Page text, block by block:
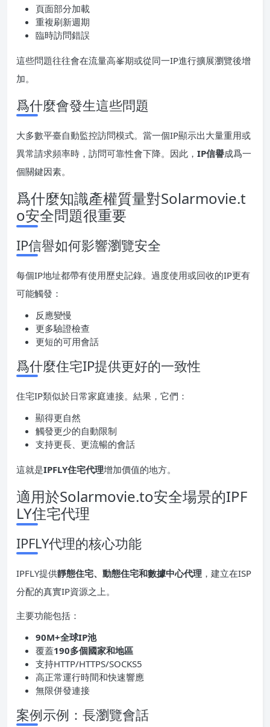
頁面部分加載
重複刷新週期
臨時訪問錯誤
這些問題往往會在流量高峯期或從同一IP進行擴展瀏覽後增
加。
爲什麼會發生這些問題
大多數平臺自動監控訪問模式。當一個IP顯示出大量重用或
異常請求頻率時，訪問可靠性會下降。因此， IP信譽成爲一
個關鍵因素。
爲什麼知識產權質量對Solarmovie.t
o安全問題很重要
IP信譽如何影響瀏覽安全
每個IP地址都帶有使用歷史記錄。過度使用或回收的IP更有
可能觸發：
反應變慢
更多驗證檢查
更短的可用會話
爲什麼住宅IP提供更好的一致性
住宅IP類似於日常家庭連接。結果，它們：
顯得更自然
觸發更少的自動限制
支持更長、更流暢的會話
這就是IPFLY住宅代理增加價值的地方。
適用於Solarmovie.to安全場景的IPF
LY住宅代理
IPFLY代理的核心功能
IPFLY提供靜態住宅、動態住宅和數據中心代理 ，建立在ISP
分配的真實IP資源之上。
主要功能包括：
90M+全球IP池
覆蓋190多個國家和地區
支持HTTP/HTTPS/SOCKS5
高正常運行時間和快速響應
無限併發連接
案例示例：長瀏覽會話